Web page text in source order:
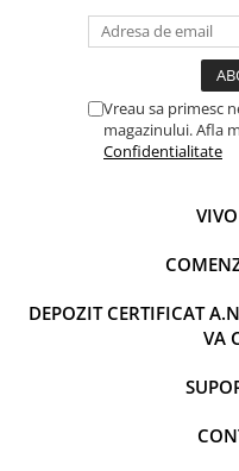
Vreau sa primesc
magazinului. Afla
Confidentialitate
DEPOZIT CERTIFICAT
VA